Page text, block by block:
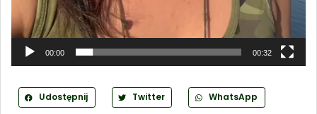
00:00 00:32
Udostępnij Twitter WhatsApp